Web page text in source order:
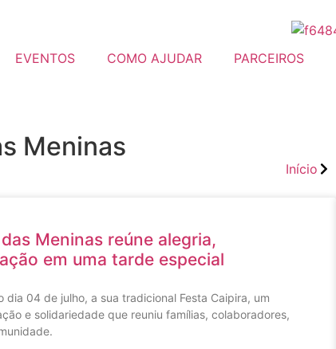
EVENTOS COMO AJUDAR PARCEIROS
Meninas
Início
Meninas reúne alegria,
em uma tarde especial
dia 04 de julho, a sua tradicional Festa Caipira, um
e solidariedade que reuniu famílias, colaboradores,